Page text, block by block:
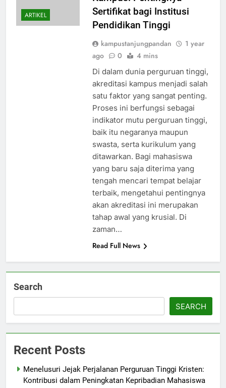
ARTIKEL
Sertifikat bagi Institusi
Pendidikan Tinggi
kampustanjungpandan
1 year
ago
0 4 mins
Di dalam dunia perguruan tinggi,
akreditasi kampus menjadi salah
satu faktor yang sangat penting.
Proses ini berfungsi sebagai
indikator mutu perguruan tinggi,
baik itu negaranya maupun
swasta, serta kurikulum yang
ditawarkan. Bagi mahasiswa
yang baru saja diterima yang
tengah mencari tempat belajar
terbaik, mengetahui pentingnya
akan akreditasi ini merupakan
tahap awal yang krusial. Di
zaman…
Read Full News
Search
SEARCH
Recent Posts
Menelusuri Jejak Perjalanan Perguruan Tinggi Kristen:
Kontribusi dalam Peningkatan Kepribadian Mahasiswa